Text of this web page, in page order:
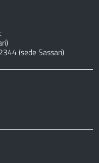
(sede Sassari)